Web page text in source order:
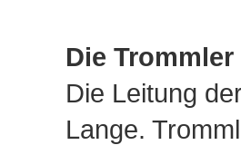
Die
Die Leitung
Lange.